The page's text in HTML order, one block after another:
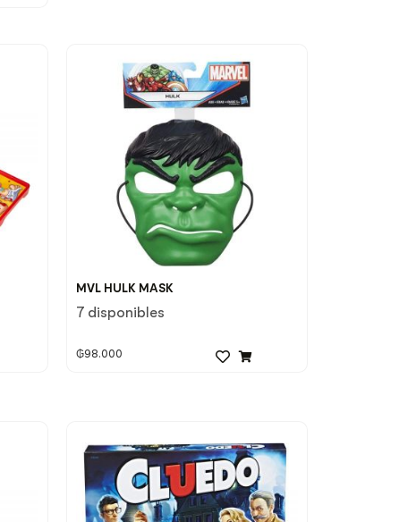
MVL HULK MASK
7 disponibles
₲98.000